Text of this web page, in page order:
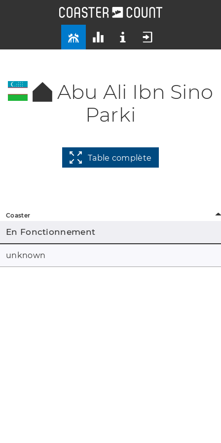
Abu Ali Ibn Sino
Parki
Table complète
Coaster
En Fonctionnement
unknown